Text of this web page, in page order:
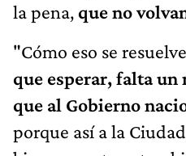
la pena, que no
"Cómo eso se
que esperar, falta un
que al Gobierno
porque así a la